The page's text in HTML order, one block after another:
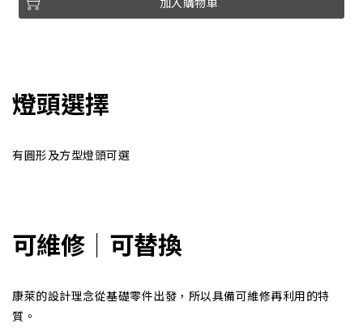
加入購物車
燈頭選擇
有圓形及方型燈頭可選
可維修│可替換
康萊的設計理念從基礎零件出發，所以具備可維修再利用的特
質。